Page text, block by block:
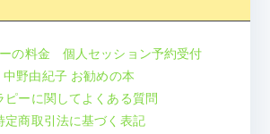
の料金
個人セッション予約受付
中野由紀子 お勧めの本
ピーに関してよくある質問
定商取引法に基づく表記